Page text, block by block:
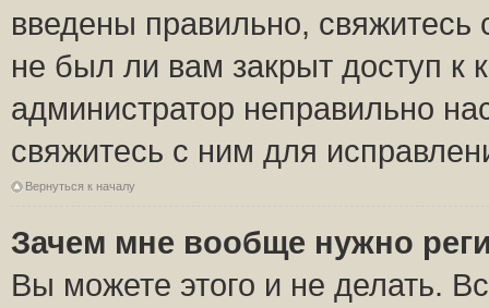
введены правильно,
не был ли вам закрыт доступ к
администратор неправильно
свяжитесь с ним для
Вернуться к началу
Зачем мне вообще нужно
Вы можете этого и не делать.